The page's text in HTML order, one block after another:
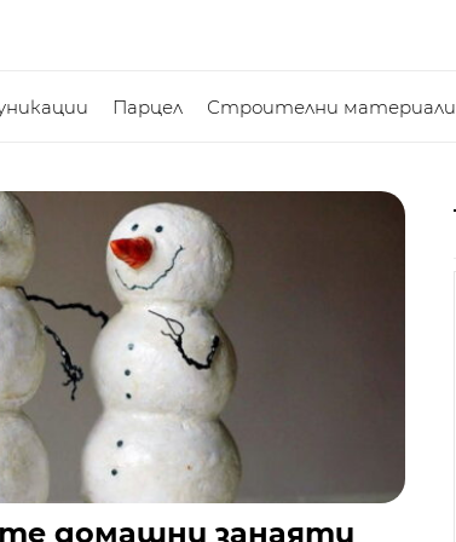
Парцел Строителни материали
домашни занаяти